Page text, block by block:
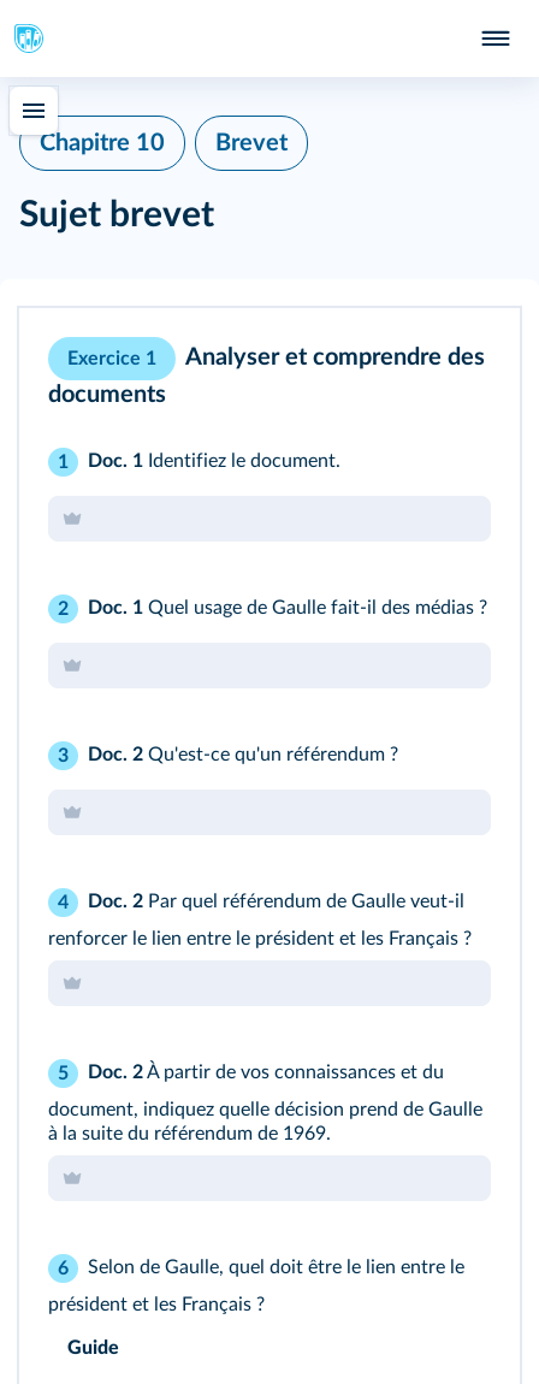
Chapitre 10 Brevet
Sujet brevet
Exercice 1
Analyser et comprendre des
documents
1 Doc. 1 Identifiez le document.
2 Doc. 1 Quel usage de Gaulle fait-il des médias ?
3 Doc. 2 Qu'est-ce qu'un référendum ?
4 Doc. 2 Par quel référendum de Gaulle veut-il
renforcer le lien entre le président et les Français ?
5 Doc. 2À partir de vos connaissances et du
document, indiquez quelle décision prend de Gaulle
à la suite du référendum de 1969.
6
Selon de Gaulle, quel doit être le lien entre le
président et les Français ?
Guide